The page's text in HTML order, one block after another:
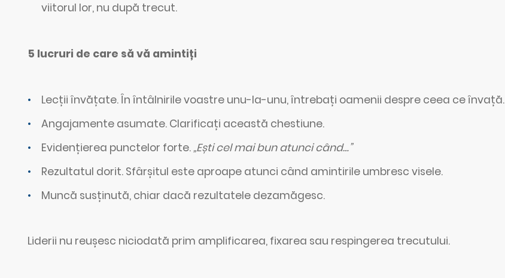
viitorul lor, nu după trecut.
5 lucruri de care să vă amintiți
Lecții învățate. În întâlnirile voastre unu-la-unu, întrebați oamenii despre ceea ce învață.
Angajamente asumate. Clarificați această chestiune.
Evidențierea punctelor forte.„Ești cel mai bun atunci când…”
Rezultatul dorit. Sfârșitul este aproape atunci când amintirile umbresc visele.
Muncă susținută, chiar dacă rezultatele dezamăgesc.
Liderii nu reușesc niciodată prim amplificarea, fixarea sau respingerea trecutului.